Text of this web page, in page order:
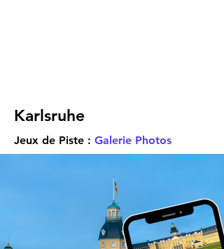
Karlsruhe
Jeux de Piste : Galerie Photos